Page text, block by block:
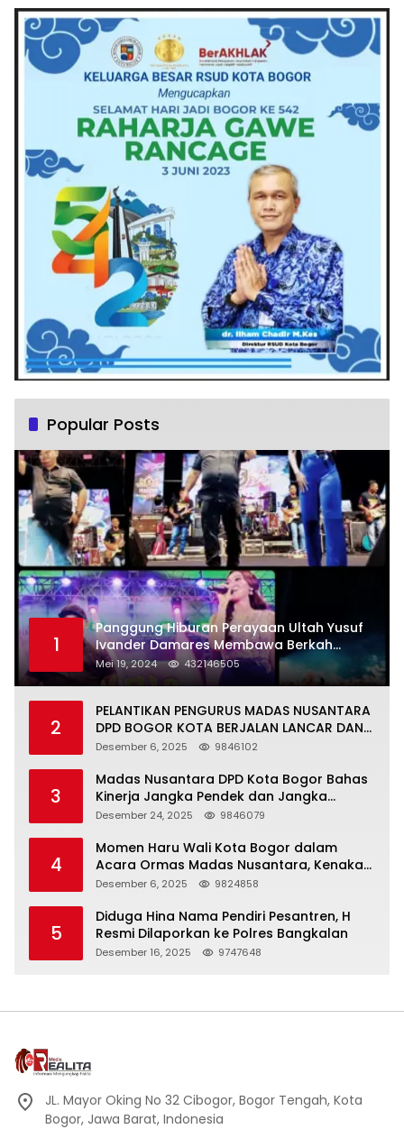
Popular Posts
1
Panggung Hiburan Perayaan Ultah Yusuf
Ivander Damares Membawa Berkah
Warga Kejapanan
Mei 19, 2024 432146505
2
PELANTIKAN PENGURUS MADAS NUSANTARA
DPD BOGOR KOTA BERJALAN LANCAR DAN
KHIDMAT
Desember 6, 2025 9846102
3
Madas Nusantara DPD Kota Bogor Bahas
Kinerja Jangka Pendek dan Jangka
Panjang
Desember 24, 2025 9846079
4
Momen Haru Wali Kota Bogor dalam
Acara Ormas Madas Nusantara, Kenakan
Peci Hitam Tinggi sebagai Simbol
Desember 6, 2025 9824858
5
Diduga Hina Nama Pendiri Pesantren, H
Resmi Dilaporkan ke Polres Bangkalan
Desember 16, 2025 9747648
JL. Mayor Oking No 32 Cibogor, Bogor Tengah, Kota
Bogor, Jawa Barat, Indonesia